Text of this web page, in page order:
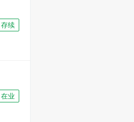
存续
在业